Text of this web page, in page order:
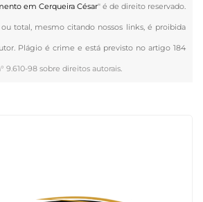
em Cerqueira César" é de direito reservado.
total, mesmo citando nossos links, é proibida
Plágio é crime e está previsto no artigo 184
9.610-98 sobre direitos autorais.